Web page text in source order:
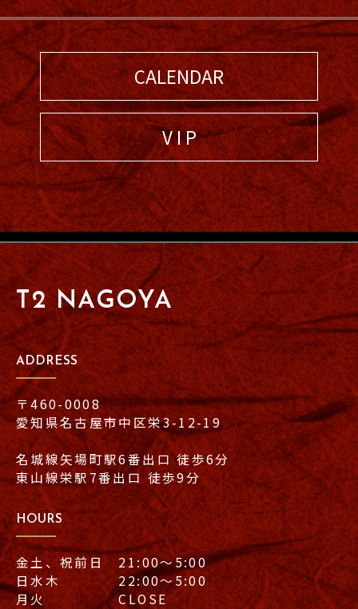
CALENDAR
V I P
T2 NAGOYA
ADDRESS
〒460-0008
愛知県名古屋市中区栄3-12-19
名城線矢場町駅6番出口 徒歩6分
東山線栄駅7番出口 徒歩9分
HOURS
金土、祝前日 21:00〜5:00
日水木 22:00〜5:00
月火 CLOSE